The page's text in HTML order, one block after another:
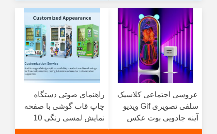
عروسی اجتماعی کلاسیک
سلفی تصویری Gif ویدیو
آینه جادویی بوت عکس
بوت کیوسک با پرینتر
راهنمای صوتی دستگاه
چاپ قاب گوشی با صفحه
نمایش لمسی رنگی 10
اینچی و نرم افزار فیلترها